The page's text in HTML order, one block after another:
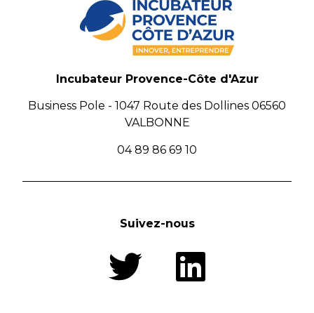
Incubateur Provence-Côte d'Azur
Business Pole - 1047 Route des Dollines 06560
VALBONNE
04 89 86 69 10
Suivez-nous